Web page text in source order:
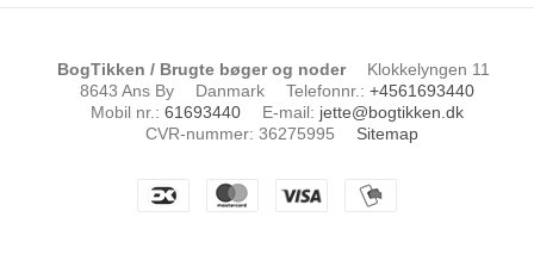
BogTikken / Brugte bøger og noder
Klokkelyngen 11
8643 Ans By
Danmark Telefonnr. : +4561693440
Mobil nr. : 61693440 E-mail: jette@bogtikken.dk
CVR-nummer: 36275995 Sitemap